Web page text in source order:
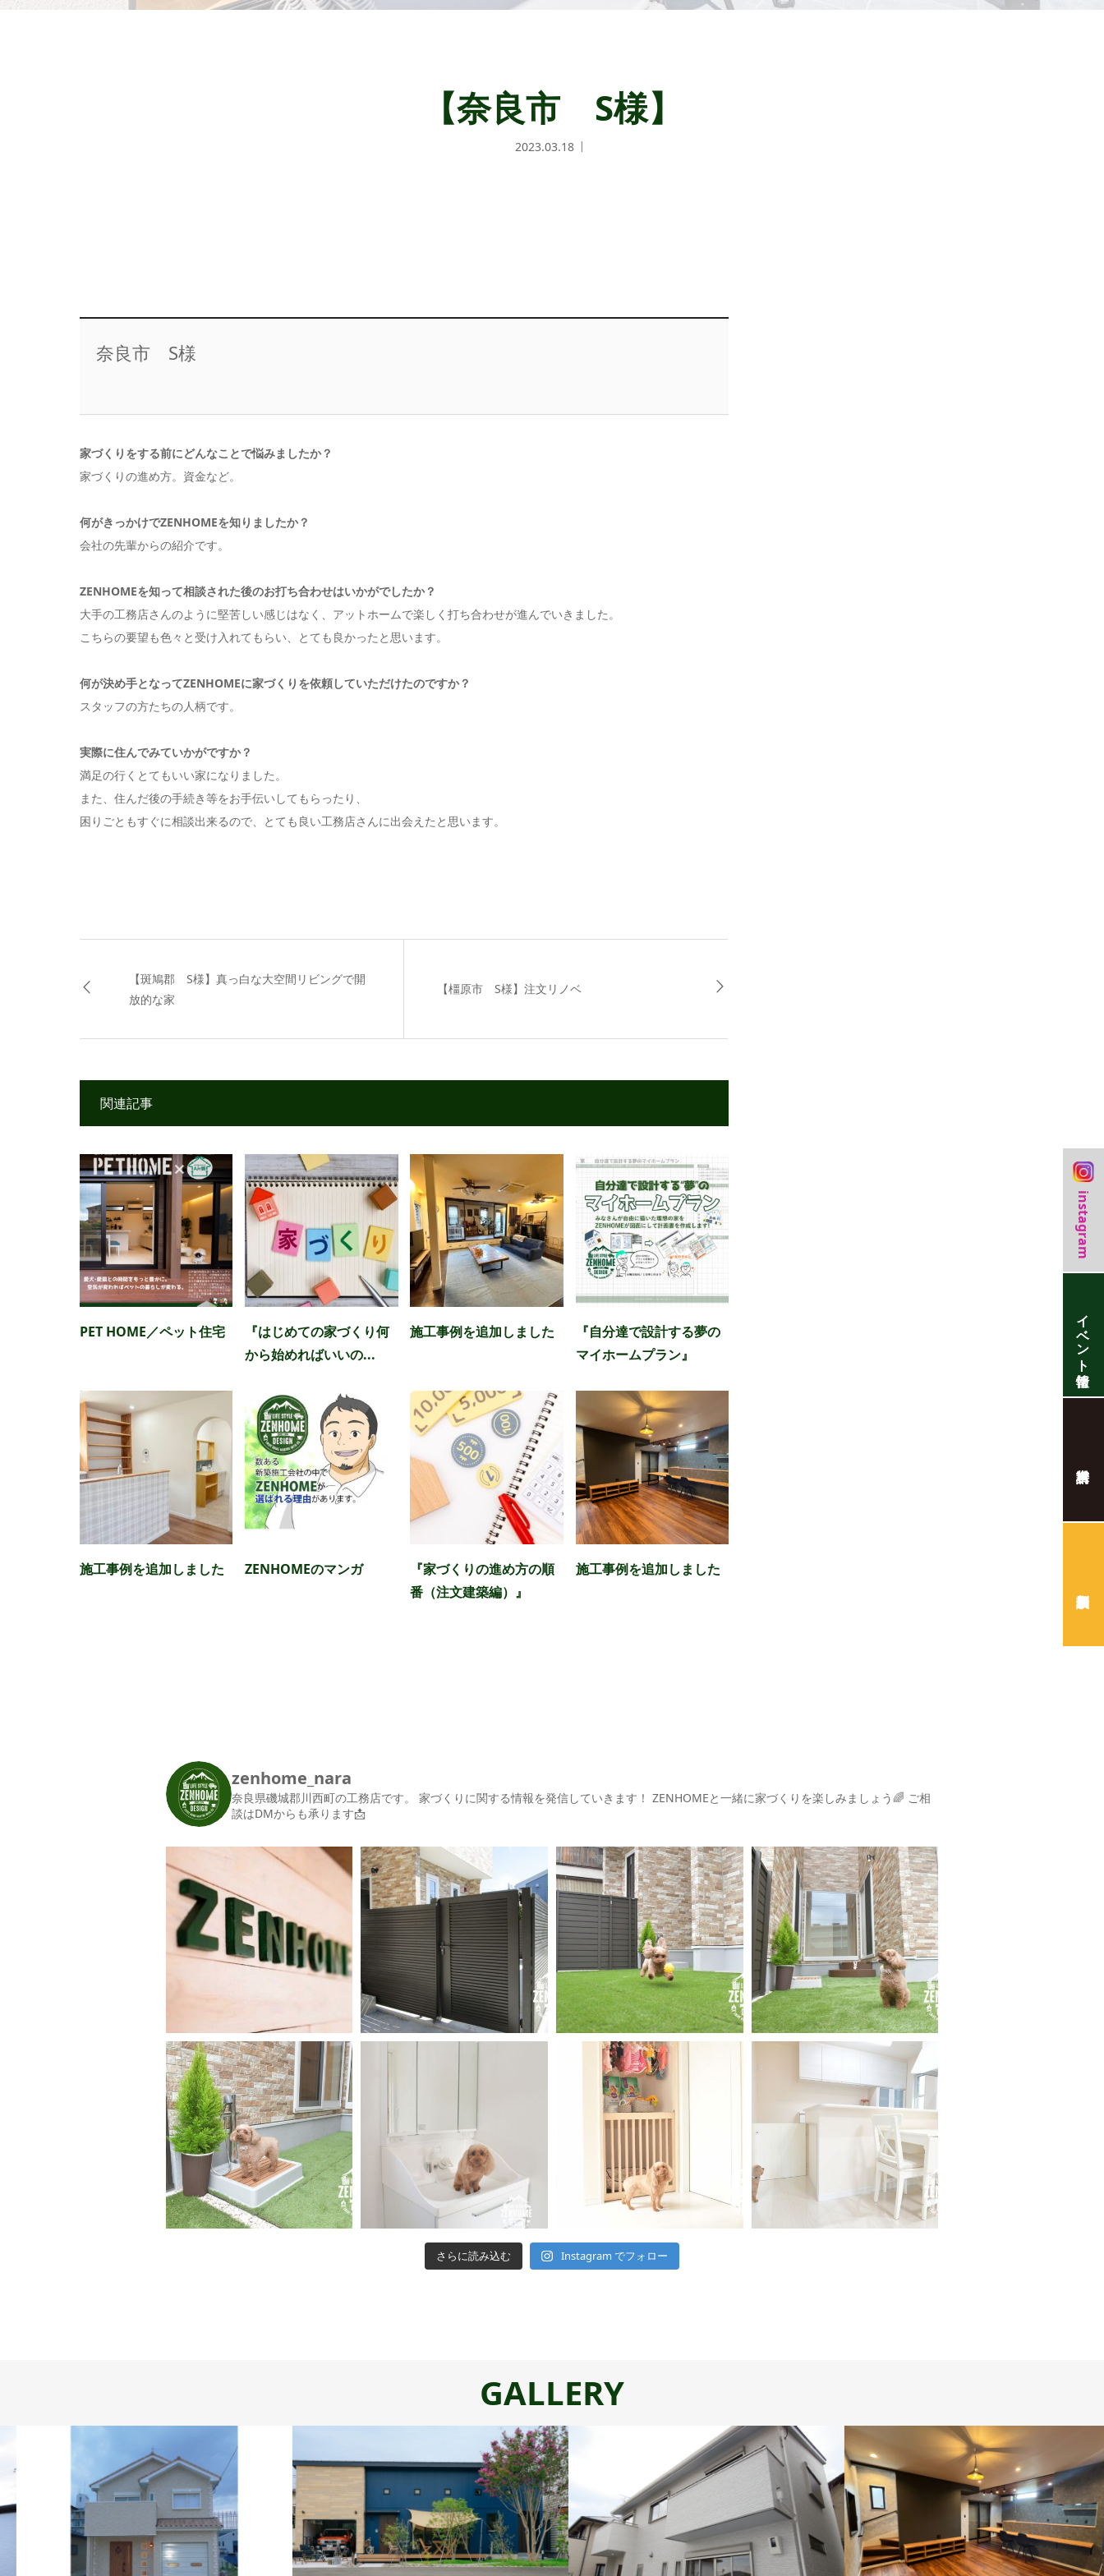
instagram
イベント情報
【奈良市 S様】
2023.03.18
奈良市 S様
家づくりをする前にどんなことで悩みましたか？
家づくりの進め方。資金など。
何がきっかけでZENHOMEを知りましたか？
会社の先輩からの紹介です。
ZENHOMEを知って相談された後のお打ち合わせはいかがでしたか？
大手の工務店さんのように堅苦しい感じはなく、アットホームで楽しく打ち合わせが進んでいきました。
こちらの要望も色々と受け入れてもらい、とても良かったと思います。
何が決め手となってZENHOMEに家づくりを依頼していただけたのですか？
スタッフの方たちの人柄です。
実際に住んでみていかがですか？
満足の行くとてもいい家になりました。
また、住んだ後の手続き等をお手伝いしてもらったり、
困りごともすぐに相談出来るので、とても良い工務店さんに出会えたと思います。
【斑鳩郡 S様】真っ白な大空間リビングで開
放的な家
【橿原市 S様】注文リノベ
関連記事
PET HOME／ペット住宅
『はじめての家づくり何
から始めればいいの...
施工事例を追加しました
『自分達で設計する夢の
マイホームプラン』
施工事例を追加しました ZENHOMEのマンガ
『家づくりの進め方の順
番（注文建築編）』
施工事例を追加しました
zenhome_nara
奈良県磯城郡川西町の工務店です。 家づくりに関する情報を発信していきます！ ZENHOMEと一緒に家づくりを楽しみましょう🌈 ご相
談はDMからも承ります📩
さらに読み込む Instagram でフォロー
GALLERY
スタイルデザイン ビュッフェスタイル